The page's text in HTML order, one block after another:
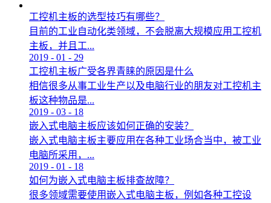
工控机主板的选型技巧有哪些？
目前的工业自动化类领域，不会脱离大规模应用工控机
主板，并且工...
2019 - 01 - 29
工控机主板广受各界青睐的原因是什么
相信很多从事工业生产以及电脑行业的朋友对工控机主
板这种物品是...
2019 - 03 - 18
嵌入式电脑主板应该如何正确的安装？
嵌入式电脑主板主要应用在各种工业场合当中，被工业
电脑所采用，...
2019 - 01 - 18
如何为嵌入式电脑主板排查故障？
很多领域需要使用嵌入式电脑主板，例如各种工控设